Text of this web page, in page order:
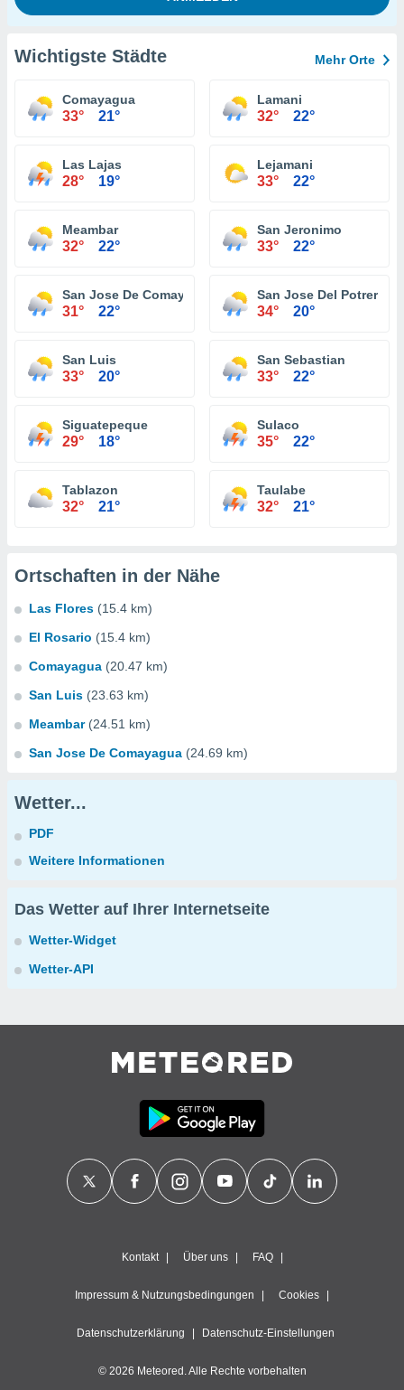
Wichtigste Städte Mehr Orte
Comayagua
33° 21°
Lamani
32° 22°
Las Lajas
28° 19°
Lejamani
33° 22°
Meambar
32° 22°
San Jeronimo
33° 22°
San Jose De Comayagua
31° 22°
San Jose Del Potrero
34° 20°
San Luis
33° 20°
San Sebastian
33° 22°
Siguatepeque
29° 18°
Sulaco
35° 22°
Tablazon
32° 21°
Taulabe
32° 21°
Ortschaften in der Nähe
Las Flores (15.4 km)
El Rosario (15.4 km)
Comayagua (20.47 km)
San Luis (23.63 km)
Meambar (24.51 km)
San Jose De Comayagua (24.69 km)
Wetter...
PDF
Weitere Informationen
Das Wetter auf Ihrer Internetseite
Wetter-Widget
Wetter-API
Kontakt Über uns FAQ
Impressum & Nutzungsbedingungen Cookies
Datenschutzerklärung Datenschutz-Einstellungen
© 2026 Meteored. Alle Rechte vorbehalten